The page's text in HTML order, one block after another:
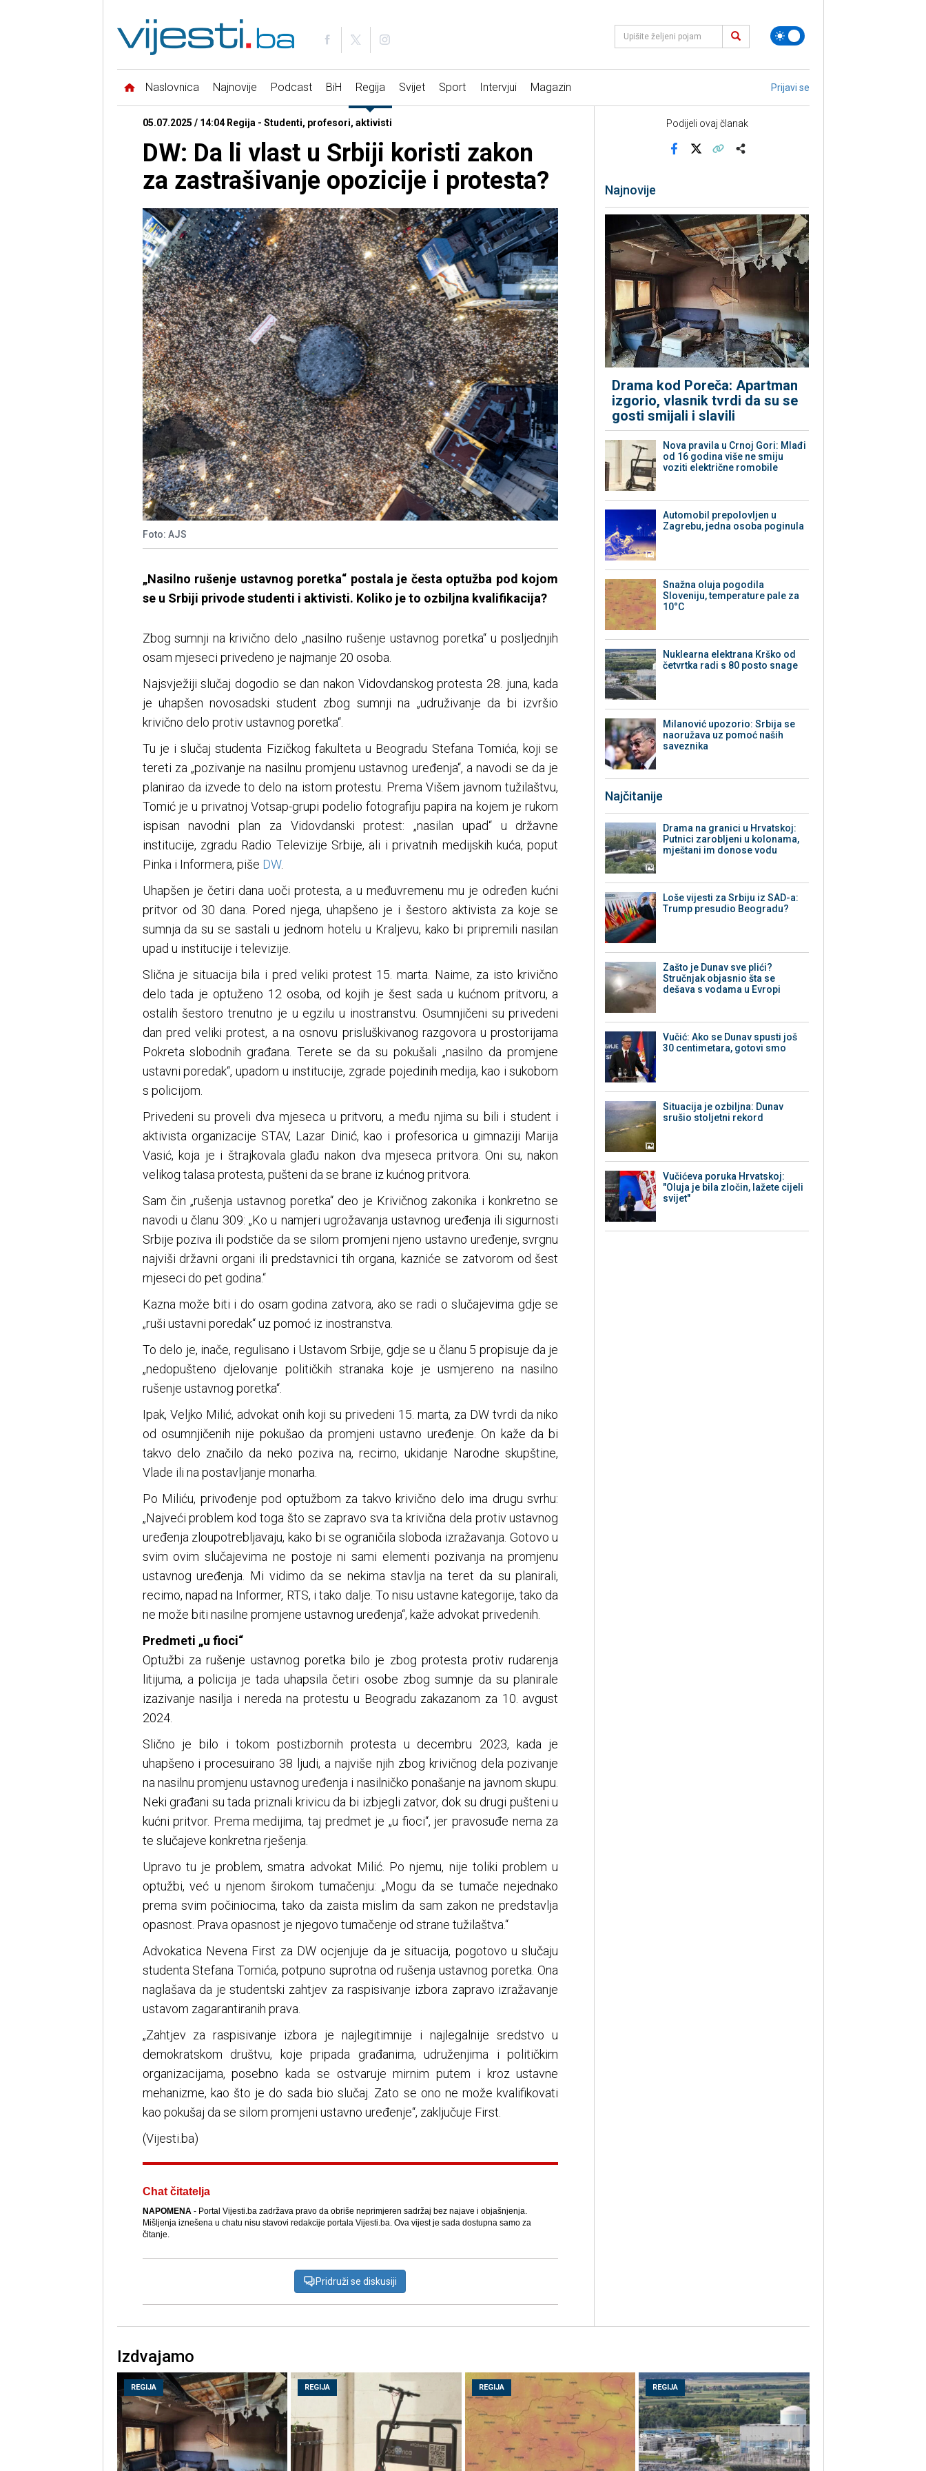
Naslovnica Najnovije Podcast BiH Regija Svijet Sport Intervjui Magazin Prijavi se
05.07.2025 / 14:04 Regija - Studenti, profesori, aktivisti
DW: Da li vlast u Srbiji koristi zakon
za zastrašivanje opozicije i protesta?
Foto: AJS
„Nasilno rušenje ustavnog poretka“ postala je česta optužba pod kojom
se u Srbiji privode studenti i aktivisti. Koliko je to ozbiljna kvalifikacija?
Zbog sumnji na krivično delo „nasilno rušenje ustavnog poretka“ u posljednjih
osam mjeseci privedeno je najmanje 20 osoba.
Najsvježiji slučaj dogodio se dan nakon Vidovdanskog protesta 28. juna, kada
je uhapšen novosadski student zbog sumnji na „udruživanje da bi izvršio
krivično delo protiv ustavnog poretka“.
Tu je i slučaj studenta Fizičkog fakulteta u Beogradu Stefana Tomića, koji se
tereti za „pozivanje na nasilnu promjenu ustavnog uređenja“, a navodi se da je
planirao da izvede to delo na istom protestu. Prema Višem javnom tužilaštvu,
Tomić je u privatnoj Votsap-grupi podelio fotografiju papira na kojem je rukom
ispisan navodni plan za Vidovdanski protest: „nasilan upad“ u državne
institucije, zgradu Radio Televizije Srbije, ali i privatnih medijskih kuća, poput
Pinka i Informera, piše DW.
Uhapšen je četiri dana uoči protesta, a u međuvremenu mu je određen kućni
pritvor od 30 dana. Pored njega, uhapšeno je i šestoro aktivista za koje se
sumnja da su se sastali u jednom hotelu u Kraljevu, kako bi pripremili nasilan
upad u institucije i televizije.
Slična je situacija bila i pred veliki protest 15. marta. Naime, za isto krivično
delo tada je optuženo 12 osoba, od kojih je šest sada u kućnom pritvoru, a
ostalih šestoro trenutno je u egzilu u inostranstvu. Osumnjičeni su privedeni
dan pred veliki protest, a na osnovu prisluškivanog razgovora u prostorijama
Pokreta slobodnih građana. Terete se da su pokušali „nasilno da promjene
ustavni poredak“, upadom u institucije, zgrade pojedinih medija, kao i sukobom
s policijom.
Privedeni su proveli dva mjeseca u pritvoru, a među njima su bili i student i
aktivista organizacije STAV, Lazar Dinić, kao i profesorica u gimnaziji Marija
Vasić, koja je i štrajkovala glađu nakon dva mjeseca pritvora. Oni su, nakon
velikog talasa protesta, pušteni da se brane iz kućnog pritvora.
Sam čin „rušenja ustavnog poretka“ deo je Krivičnog zakonika i konkretno se
navodi u članu 309: „Ko u namjeri ugrožavanja ustavnog uređenja ili sigurnosti
Srbije poziva ili podstiče da se silom promjeni njeno ustavno uređenje, svrgnu
najviši državni organi ili predstavnici tih organa, kazniće se zatvorom od šest
mjeseci do pet godina.“
Kazna može biti i do osam godina zatvora, ako se radi o slučajevima gdje se
„ruši ustavni poredak“ uz pomoć iz inostranstva.
To delo je, inače, regulisano i Ustavom Srbije, gdje se u članu 5 propisuje da je
„nedopušteno djelovanje političkih stranaka koje je usmjereno na nasilno
rušenje ustavnog poretka“.
Ipak, Veljko Milić, advokat onih koji su privedeni 15. marta, za DW tvrdi da niko
od osumnjičenih nije pokušao da promjeni ustavno uređenje. On kaže da bi
takvo delo značilo da neko poziva na, recimo, ukidanje Narodne skupštine,
Vlade ili na postavljanje monarha.
Po Miliću, privođenje pod optužbom za takvo krivično delo ima drugu svrhu:
„Najveći problem kod toga što se zapravo sva ta krivična dela protiv ustavnog
uređenja zloupotrebljavaju, kako bi se ograničila sloboda izražavanja. Gotovo u
svim ovim slučajevima ne postoje ni sami elementi pozivanja na promjenu
ustavnog uređenja. Mi vidimo da se nekima stavlja na teret da su planirali,
recimo, napad na Informer, RTS, i tako dalje. To nisu ustavne kategorije, tako da
ne može biti nasilne promjene ustavnog uređenja“, kaže advokat privedenih.
Predmeti „u fioci“
Optužbi za rušenje ustavnog poretka bilo je zbog protesta protiv rudarenja
litijuma, a policija je tada uhapsila četiri osobe zbog sumnje da su planirale
izazivanje nasilja i nereda na protestu u Beogradu zakazanom za 10. avgust
2024.
Slično je bilo i tokom postizbornih protesta u decembru 2023, kada je
uhapšeno i procesuirano 38 ljudi, a najviše njih zbog krivičnog dela pozivanje
na nasilnu promjenu ustavnog uređenja i nasilničko ponašanje na javnom skupu.
Neki građani su tada priznali krivicu da bi izbjegli zatvor, dok su drugi pušteni u
kućni pritvor. Prema medijima, taj predmet je „u fioci“, jer pravosuđe nema za
te slučajeve konkretna rješenja.
Upravo tu je problem, smatra advokat Milić. Po njemu, nije toliki problem u
optužbi, već u njenom širokom tumačenju: „Mogu da se tumače nejednako
prema svim počiniocima, tako da zaista mislim da sam zakon ne predstavlja
opasnost. Prava opasnost je njegovo tumačenje od strane tužilaštva.“
Advokatica Nevena First za DW ocjenjuje da je situacija, pogotovo u slučaju
studenta Stefana Tomića, potpuno suprotna od rušenja ustavnog poretka. Ona
naglašava da je studentski zahtjev za raspisivanje izbora zapravo izražavanje
ustavom zagarantiranih prava.
„Zahtjev za raspisivanje izbora je najlegitimnije i najlegalnije sredstvo u
demokratskom društvu, koje pripada građanima, udruženjima i političkim
organizacijama, posebno kada se ostvaruje mirnim putem i kroz ustavne
mehanizme, kao što je do sada bio slučaj. Zato se ono ne može kvalifikovati
kao pokušaj da se silom promjeni ustavno uređenje“, zaključuje First.
(Vijesti.ba)
Chat čitatelja
NAPOMENA- Portal Vijesti.ba zadržava pravo da obriše neprimjeren sadržaj bez najave i objašnjenja.
Mišljenja iznešena u chatu nisu stavovi redakcije portala Vijesti.ba. Ova vijest je sada dostupna samo za
čitanje.
Pridruži se diskusiji
Podijeli ovaj članak
Najnovije
Drama kod Poreča: Apartman
izgorio, vlasnik tvrdi da su se
gosti smijali i slavili
Nova pravila u Crnoj Gori: Mlađi
od 16 godina više ne smiju
voziti električne romobile
Automobil prepolovljen u
Zagrebu, jedna osoba poginula
Snažna oluja pogodila
Sloveniju, temperature pale za
10°C
Nuklearna elektrana Krško od
četvrtka radi s 80 posto snage
Milanović upozorio: Srbija se
naoružava uz pomoć naših
saveznika
Najčitanije
Drama na granici u Hrvatskoj:
Putnici zarobljeni u kolonama,
mještani im donose vodu
Loše vijesti za Srbiju iz SAD-a:
Trump presudio Beogradu?
Zašto je Dunav sve plići?
Stručnjak objasnio šta se
dešava s vodama u Evropi
Vučić: Ako se Dunav spusti još
30 centimetara, gotovi smo
Situacija je ozbiljna: Dunav
srušio stoljetni rekord
Vučićeva poruka Hrvatskoj:
"Oluja je bila zločin, lažete cijeli
svijet"
Izdvajamo
REGIJA REGIJA REGIJA REGIJA